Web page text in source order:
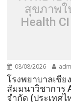
สุขภาพใ
Health
08/08/2026
โรงพยาบาลเชี
สัมมนาวิชาการ
จำกัด (ประเทศไ